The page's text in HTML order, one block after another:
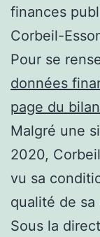
finances
Corbeil-
Pour se
données
page du
Malgré une
2020,
vu sa
qualité de
Sous la